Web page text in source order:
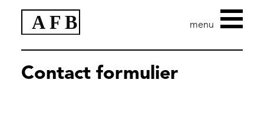
Business strategy
Contact formulier